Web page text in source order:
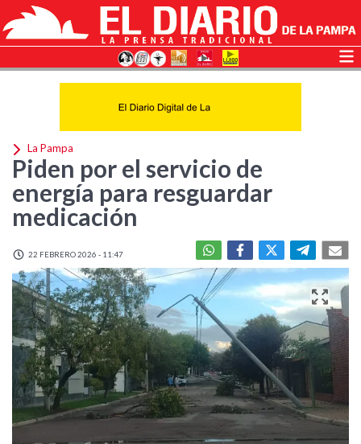
La Pampa
Piden por el servicio de
energía para resguardar
medicación
22 FEBRERO 2026 - 11:47